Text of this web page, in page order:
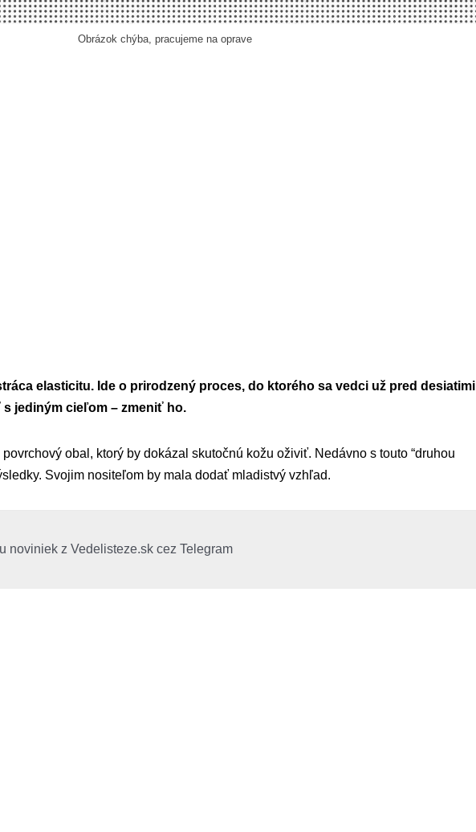
Obrázok chýba, pracujeme na oprave
elasticitu. Ide o prirodzený proces, do ktorého sa vedci už pred desiatimi
jediným cieľom – zmeniť ho.
obal, ktorý by dokázal skutočnú kožu oživiť. Nedávno s touto “druhou
Svojim nositeľom by mala dodať mladistvý vzhľad.
noviniek z Vedelisteze.sk cez Telegram